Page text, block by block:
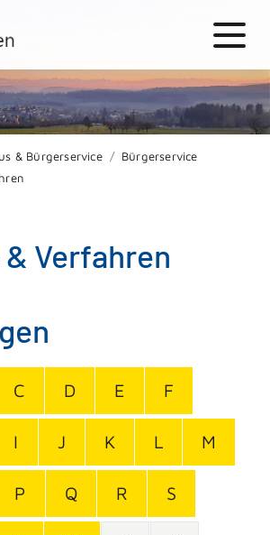
& Bürgerservice
Bürgerservice
Verfahren
C D E F
I J K L M
P Q R S